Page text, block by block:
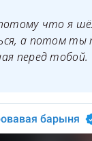
что я
а потом ты
перед тобой.